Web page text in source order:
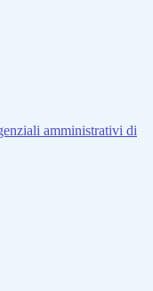
amministrativi di